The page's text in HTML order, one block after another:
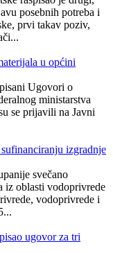
posebnih potreba i
prvi takav poziv,
u općini
Ugovori o
ministarstva
se prijavili na Javni
izgradnje
svečano
iz oblasti vodoprivrede
vodoprivrede i
ugovor za tri